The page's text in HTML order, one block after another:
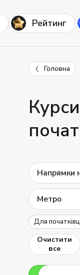
Рейтинг
Головна
Напрямки
Метро
Для
Очистити
все